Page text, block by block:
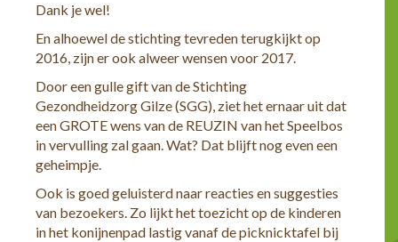
Dank je wel!
En alhoewel de stichting tevreden terugkijkt op
2016, zijn er ook alweer wensen voor 2017.
Door een gulle gift van de Stichting
Gezondheidzorg Gilze (SGG), ziet het ernaar uit dat
een GROTE wens van de REUZIN van het Speelbos
in vervulling zal gaan. Wat? Dat blijft nog even een
geheimpje.
Ook is goed geluisterd naar reacties en suggesties
van bezoekers. Zo lijkt het toezicht op de kinderen
in het konijnenpad lastig vanaf de picknicktafel bij